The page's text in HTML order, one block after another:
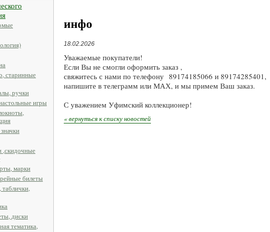
старинные
ручки
игры
,скидочные
марки
билеты
диски
тематика,
инфо
18.02.2026
Уважаемые покупатели!
Если Вы не смогли оформить заказ ,
свяжитесь с нами по телефону 89174185066 и 89174285401,
напишите в телеграмм или МАХ, и мы примем Ваш заказ.
С уважением Уфимский коллекционер!
« вернуться к списку новостей